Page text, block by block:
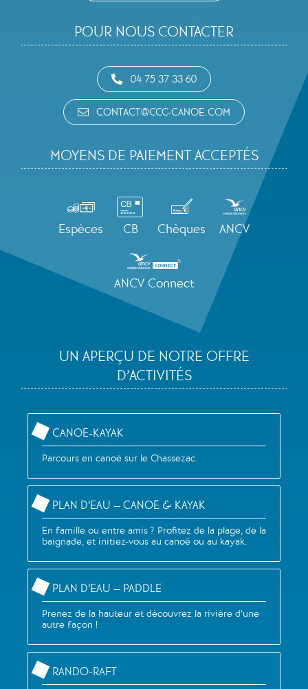
POUR NOUS CONTACTER
04 75 37 33 60
CONTACT@CCC-CANOE.COM
MOYENS DE PAIEMENT ACCEPTÉS
Espèces CB Chèques ANCV
ANCV Connect
UN APERÇU DE NOTRE OFFRE
D’ACTIVITÉS
CANOË-KAYAK
Parcours en canoë sur le Chassezac.
PLAN D’EAU – CANOË & KAYAK
En famille ou entre amis ? Profitez de la plage, de la
baignade, et initiez-vous au canoë ou au kayak.
PLAN D’EAU – PADDLE
Prenez de la hauteur et découvrez la rivière d’une
autre façon !
RANDO-RAFT